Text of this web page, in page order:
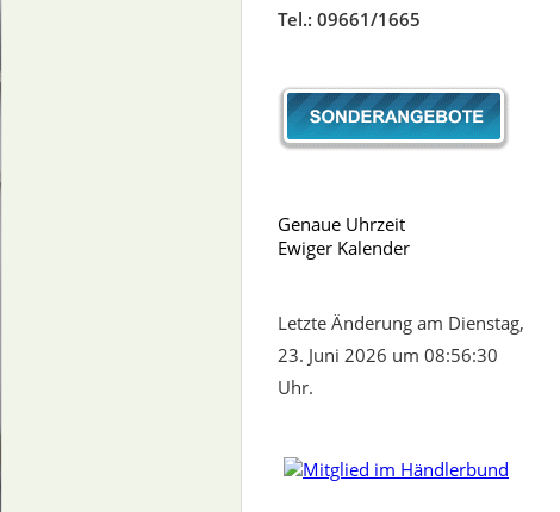
Tel.: 09661/1665
Genaue Uhrzeit
Ewiger Kalender
Letzte Änderung am Dienstag,
23. Juni 2026 um 08:56:30
Uhr.